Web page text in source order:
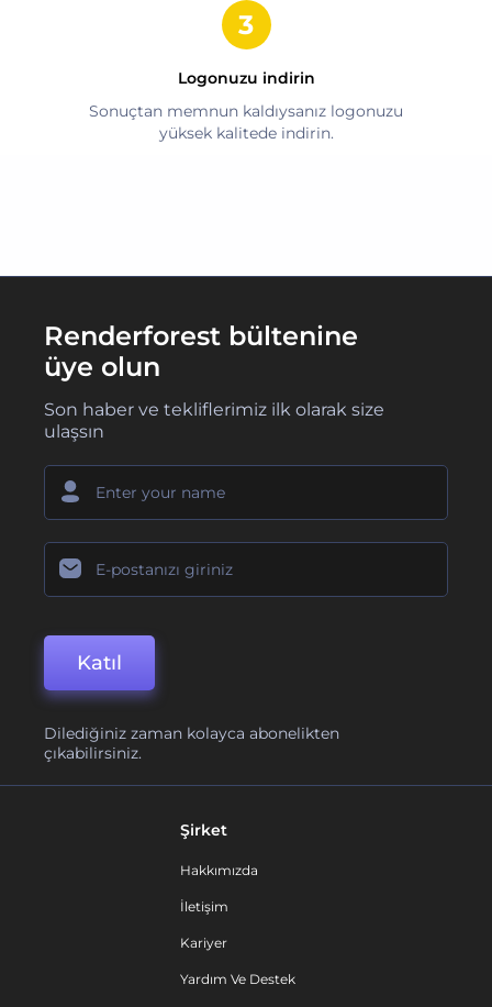
Logonuzu indirin
Sonuçtan memnun kaldıysanız logonuzu
yüksek kalitede indirin.
Renderforest bültenine
üye olun
Son haber ve tekliflerimiz ilk olarak size
ulaşsın
Katıl
Dilediğiniz zaman kolayca abonelikten
çıkabilirsiniz.
Şirket
Hakkımızda
İletişim
Kariyer
Yardım Ve Destek